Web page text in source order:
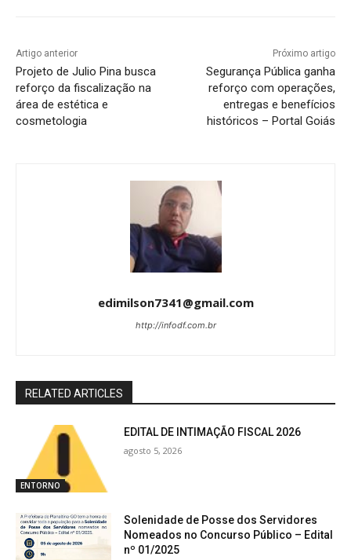
Artigo anterior
Projeto de Julio Pina busca
reforço da fiscalização na
área de estética e
cosmetologia
Próximo artigo
Segurança Pública ganha
reforço com operações,
entregas e benefícios
históricos – Portal Goiás
edimilson7341@gmail.com
http://infodf.com.br
RELATED ARTICLES
ENTORNO
EDITAL DE INTIMAÇÃO FISCAL 2026
agosto 5, 2026
Solenidade de Posse dos Servidores
Nomeados no Concurso Público – Edital
nº 01/2025